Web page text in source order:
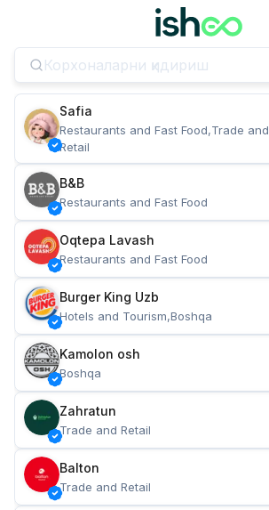
Safia
Restaurants and Fast Food,Trade and
Retail
B&B
Restaurants and Fast Food
Oqtepa Lavash
Restaurants and Fast Food
Burger King Uzb
Hotels and Tourism,Boshqa
Kamolon osh
Boshqa
Zahratun
Trade and Retail
Balton
Trade and Retail